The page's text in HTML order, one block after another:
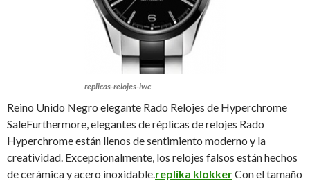
replicas-relojes-iwc
Reino Unido Negro elegante Rado Relojes de Hyperchrome
SaleFurthermore, elegantes de réplicas de relojes Rado
Hyperchrome están llenos de sentimiento moderno y la
creatividad. Excepcionalmente, los relojes falsos están hechos
de cerámica y acero inoxidable. replika klokkerCon el tamaño